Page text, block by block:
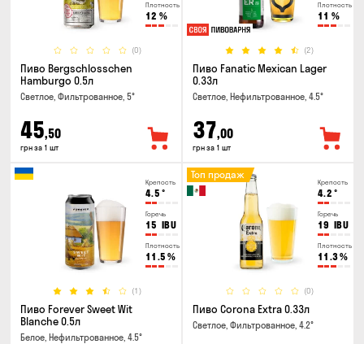
Плотность
12 %
(0)
Пиво Bergschlosschen
Hamburgo 0.5л
Светлое, Фильтрованное, 5°
45,50
грн за 1 шт
Плотность
11 %
(2)
Пиво Fanatic Mexican Lager
0.33л
Светлое, Нефильтрованное, 4.5°
37,00
грн за 1 шт
Крепость
4.5 °
Горечь
15 IBU
Плотность
11.5 %
(1)
Пиво Forever Sweet Wit
Blanche 0.5л
Белое, Нефильтрованное, 4.5°
Крепость
4.2 °
Горечь
19 IBU
Плотность
11.3%
(0)
Топ продаж
Пиво Corona Extra 0.33л
Светлое, Фильтрованное, 4.2°